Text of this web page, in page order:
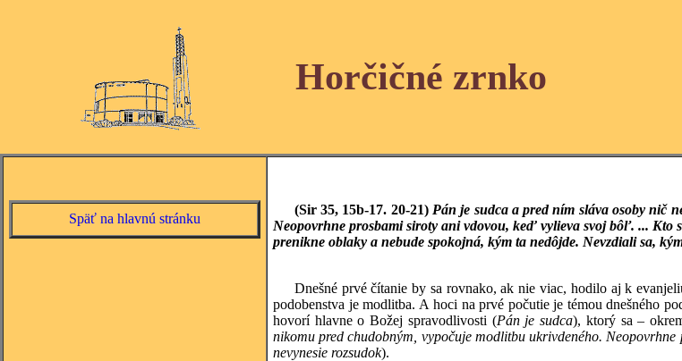
Horčičné zrnko
Späť na hlavnú stránku
(Sir 35, 15b-17. 20-21) Pán je sudca a pred ním sláva osoby nič
Neopovrhne prosbami siroty ani vdovou, keď vylieva svoj bôľ. ...
prenikne oblaky a nebude spokojná, kým ta nedôjde. Nevzdiali sa,
Dnešné prvé čítanie by sa rovnako, ak nie viac, hodilo aj k
podobenstva je modlitba. A hoci na prvé počutie je témou dnešného
hovorí hlavne o Božej spravodlivosti (Pán je sudca), ktorý sa –
nikomu pred chudobným, vypočuje modlitbu ukrivdeného.
nevynesie rozsudok).